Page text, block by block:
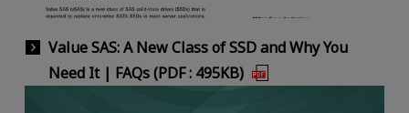
Value SAS: A New Class of SSD and Why You
Need It | FAQs (PDF : 495KB)